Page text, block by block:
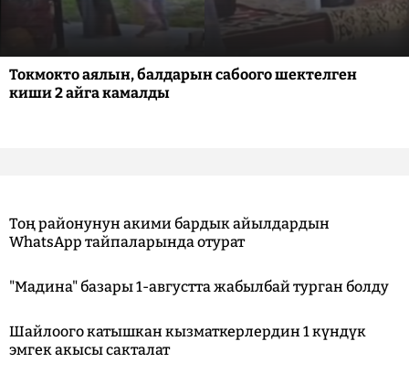
Токмокто аялын, балдарын сабоого шектелген
киши 2 айга камалды
Тоң районунун акими бардык айылдардын
WhatsApp тайпаларында отурат
"Мадина" базары 1-августта жабылбай турган болду
Шайлоого катышкан кызматкерлердин 1 күндүк
эмгек акысы сакталат